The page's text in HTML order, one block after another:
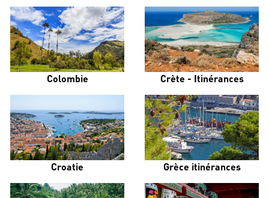
Colombie Crète - Itinérances
Croatie Grèce itinérances